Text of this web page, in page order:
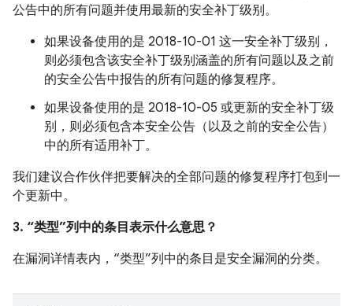
公告中的所有问题并使用最新的安全补丁级别。
如果设备使用的是 2018-10-01 这一安全补丁级别，
则必须包含该安全补丁级别涵盖的所有问题以及之前
的安全公告中报告的所有问题的修复程序。
如果设备使用的是 2018-10-05 或更新的安全补丁级
别，则必须包含本安全公告（以及之前的安全公告）
中的所有适用补丁。
我们建议合作伙伴把要解决的全部问题的修复程序打包到一
个更新中。
3. “类型”列中的条目表示什么意思？
在漏洞详情表内，“类型”列中的条目是安全漏洞的分类。